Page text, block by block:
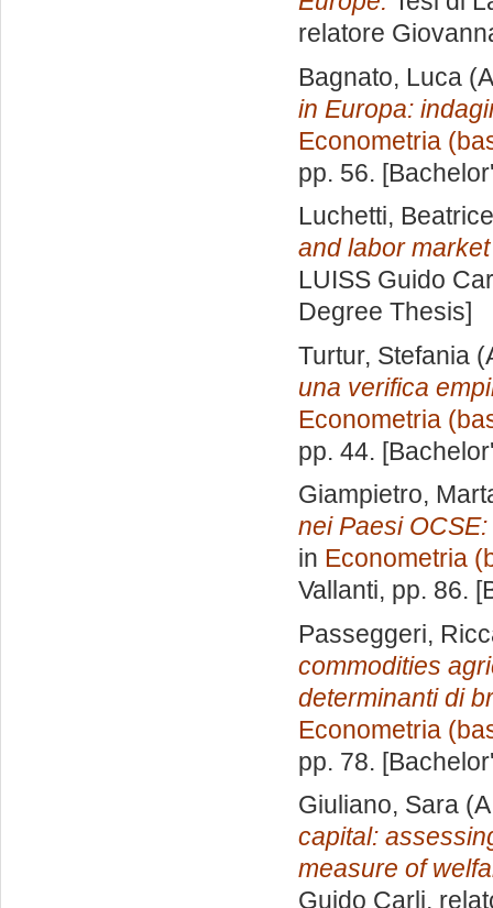
relatore
Bagnato, Luca
in Europa:
Econometria
pp. 56.
Luchetti, Beatrice
and labor
LUISS Guido
Degree Thesis]
Turtur, Stefania
una verifica
Econometria
pp. 44.
Giampietro,
nei Paesi
in Econometria
Vallanti, pp. 86.
Passeggeri,
commodities
determinanti di
Econometria
pp. 78.
Giuliano, Sara
capital:
measure of
Guido Carli,